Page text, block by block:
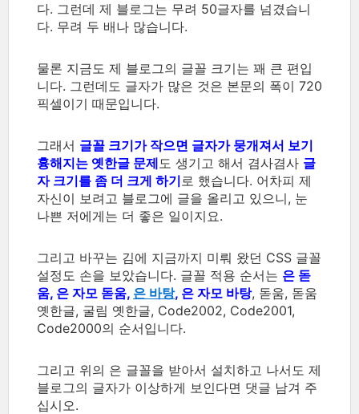
다. 그런데 제 블로그는 무려 50글자를 넘겼습니
다. 무려 두 배나 많습니다.
물론 지금도 제 블로그의 글꼴 크기는 꽤 큰 편입
니다. 그런데도 글자가 많은 것은 본문의 폭이 720
픽셀이기 때문입니다.
그래서 글꼴 크기가 작으면 글자가 뭉개져서 보기
흉해지는 옛한글 문제 도 생기고 해서 겸사겸사 글
자 크기를 좀 더 크게 하기 로 했습니다. 어차피 제
자신이 보려고 블로그에 글을 올리고 있으니, 눈
나쁜 저에게는 더 좋은 일이지요.
그리고 바꾸는 김에 지금까지 미뤄 왔던 CSS 글꼴
설정도 손을 보았습니다. 글꼴 적용 순서는 은 돋
움, 은 자모 돋움, 은 바탕, 은 자모 바탕, 돋움, 돋움
옛한글, 굴림 옛한글, Code2002, Code2001,
Code2000의 순서입니다.
그리고 위의 은 글꼴을 받아서 설치하고 나서도 제
블로그의 글자가 이상하게 보인다면 댓글 남겨 주
십시오.